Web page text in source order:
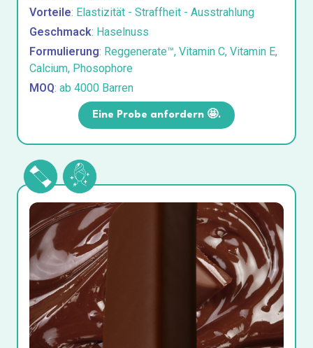
Vorteile: Elastizität - Straffheit - Ausstrahlung
Geschmack: Haselnuss
Formulierung: Reggenerate™, Vitamin C, Vitamin E,
Calcium, Phosophore
MOQ: ab 4000 Barren
Eine Probe anfordern 🤩.